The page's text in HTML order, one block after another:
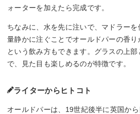
ォーターを加えたら完成です。
ちなみに、水を先に注いで、マドラー
量静かに注ぐことでオールドパーの香り
という飲み方もできます。グラスの上
で、見た目も楽しめるのが特徴です。
ライターからヒトコト
オールドパーは、19世紀後半に英国か